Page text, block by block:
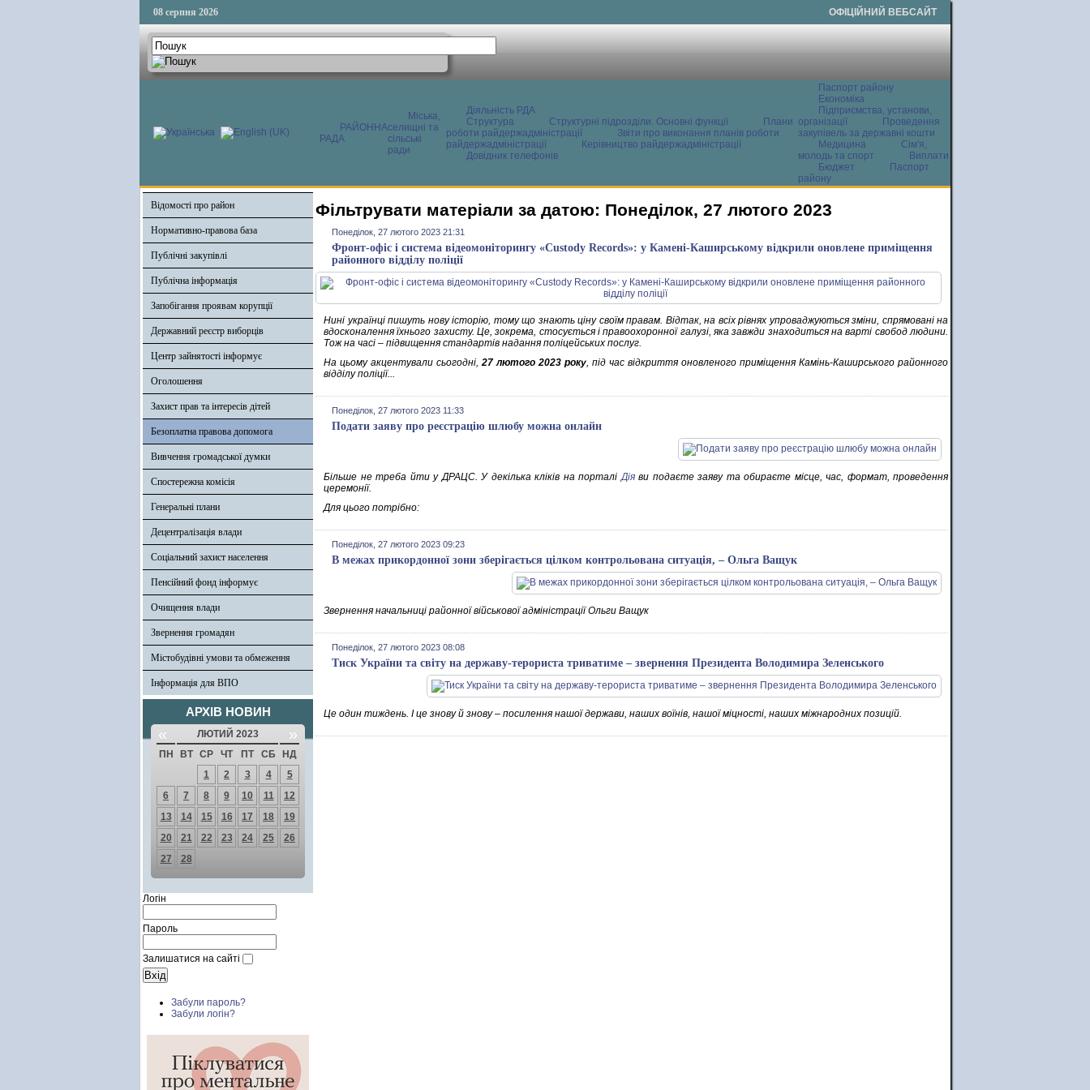
08 серпня 2026 ОФІЦІЙНИЙ ВЕБСАЙТ
РАЙОННА
РАДА
Міська,
селищні та
сільські
ради
Діяльність РДА
Структура
Структурні підрозділи. Основні функції
Плани
роботи райдержадміністрації
Звіти про виконання планів роботи
райдержадміністрації
Керівництво райдержадміністрації
Довідник телефонів
Паспорт району
Економіка
Підприємства, установи,
організації
Проведення
закупівель за державні кошти
Медицина
Сім'я,
молодь та спорт
Виплати
Бюджет
Паспорт
району
Відомості про район
Нормативно-правова база
Публічні закупівлі
Публічна інформація
Запобігання проявам корупції
Державний реєстр виборців
Центр зайнятості інформує
Оголошення
Захист прав та інтересів дітей
Безоплатна правова допомога
Вивчення громадської думки
Спостережна комісія
Генеральні плани
Децентралізація влади
Соціальний захист населення
Пенсійний фонд інформує
Очищення влади
Звернення громадян
Містобудівні умови та обмеження
Інформація для ВПО
АРХІВ НОВИН
« ЛЮТИЙ 2023 »
ПН ВТ СР ЧТ ПТ СБ
НД
1
2 3 4
5
6
7 8 9 10 11
12
13
14 15 16 17 18
19
20
21 22 23 24 25
26
27
28
Логін
Пароль
Залишатися на сайті
Забули пароль?
Забули логін?
Фільтрувати матеріали за датою: Понеділок, 27 лютого 2023
Понеділок, 27 лютого 2023 21:31
Фронт-офіс і система відеомоніторингу «Custody Records»: у Камені-Каширському відкрили оновлене приміщення
районного відділу поліції
Нині українці пишуть нову історію, тому що знають ціну своїм правам. Відтак, на всіх рівнях упроваджуються зміни, спрямовані на
вдосконалення їхнього захисту. Це, зокрема, стосується і правоохоронної галузі, яка завжди знаходиться на варті свобод людини.
Тож на часі – підвищення стандартів надання поліцейських послуг.
На цьому акцентували сьогодні,27 лютого 2023 року, під час відкриття оновленого приміщення Камінь-Каширського районного
відділу поліції...
Понеділок, 27 лютого 2023 11:33
Подати заяву про реєстрацію шлюбу можна онлайн
Більше не треба йти у ДРАЦС. У декілька кліків на порталіДіяви подаєте заяву та обираєте місце, час, формат, проведення
церемонії.
Для цього потрібно:
Понеділок, 27 лютого 2023 09:23
В межах прикордонної зони зберігається цілком контрольована ситуація, – Ольга Ващук
Звернення начальниці районної військової адміністрації Ольги Ващук
Понеділок, 27 лютого 2023 08:08
Тиск України та світу на державу-терориста триватиме – звернення Президента Володимира Зеленського
Це один тиждень. І це знову й знову – посилення нашої держави, наших воїнів, нашої міцності, наших міжнародних позицій.